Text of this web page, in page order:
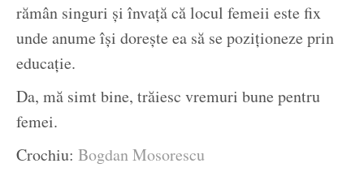
rămân singuri și învață că locul femeii este fix
unde anume își dorește ea să se poziționeze prin
educație.
Da, mă simt bine, trăiesc vremuri bune pentru
femei.
Crochiu: Bogdan Mosorescu